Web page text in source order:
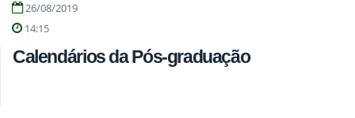
26/08/2019
14:15
Calendários da Pós-graduação